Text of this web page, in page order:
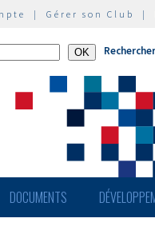
| Gérer son Club |
DOCUMENTS